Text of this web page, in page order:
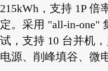
215kWh，支持 1P 倍
定。采用 "all-in-one"
试，支持 10 台并机
电源、削峰填谷、微